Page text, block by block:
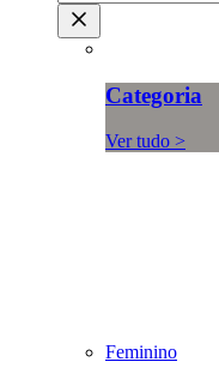
Categoria
Ver tudo >
Feminino